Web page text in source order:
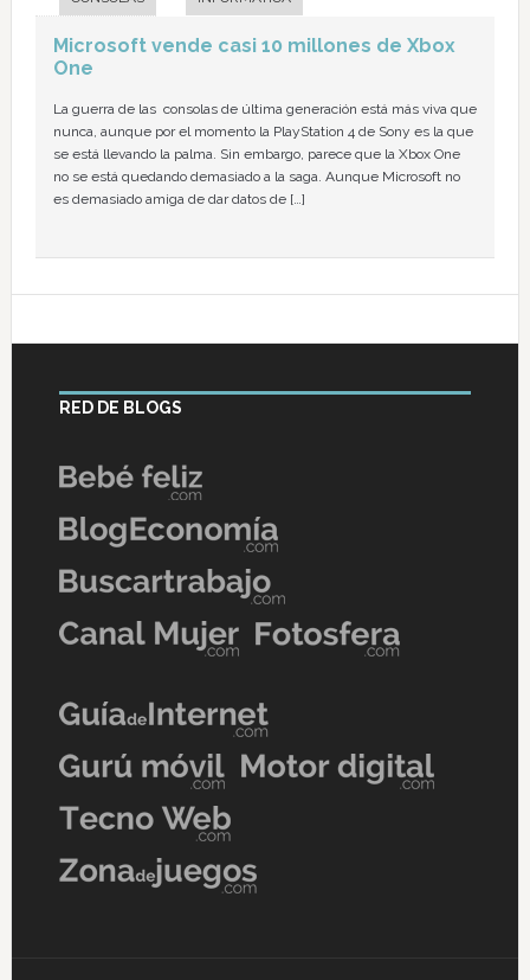
Microsoft vende casi 10 millones de Xbox
One
La guerra de las consolas de última generación está más viva que
nunca, aunque por el momento la PlayStation 4 de Sony es la que
se está llevando la palma. Sin embargo, parece que la Xbox One
no se está quedando demasiado a la saga. Aunque Microsoft no
es demasiado amiga de dar datos de […]
RED DE BLOGS